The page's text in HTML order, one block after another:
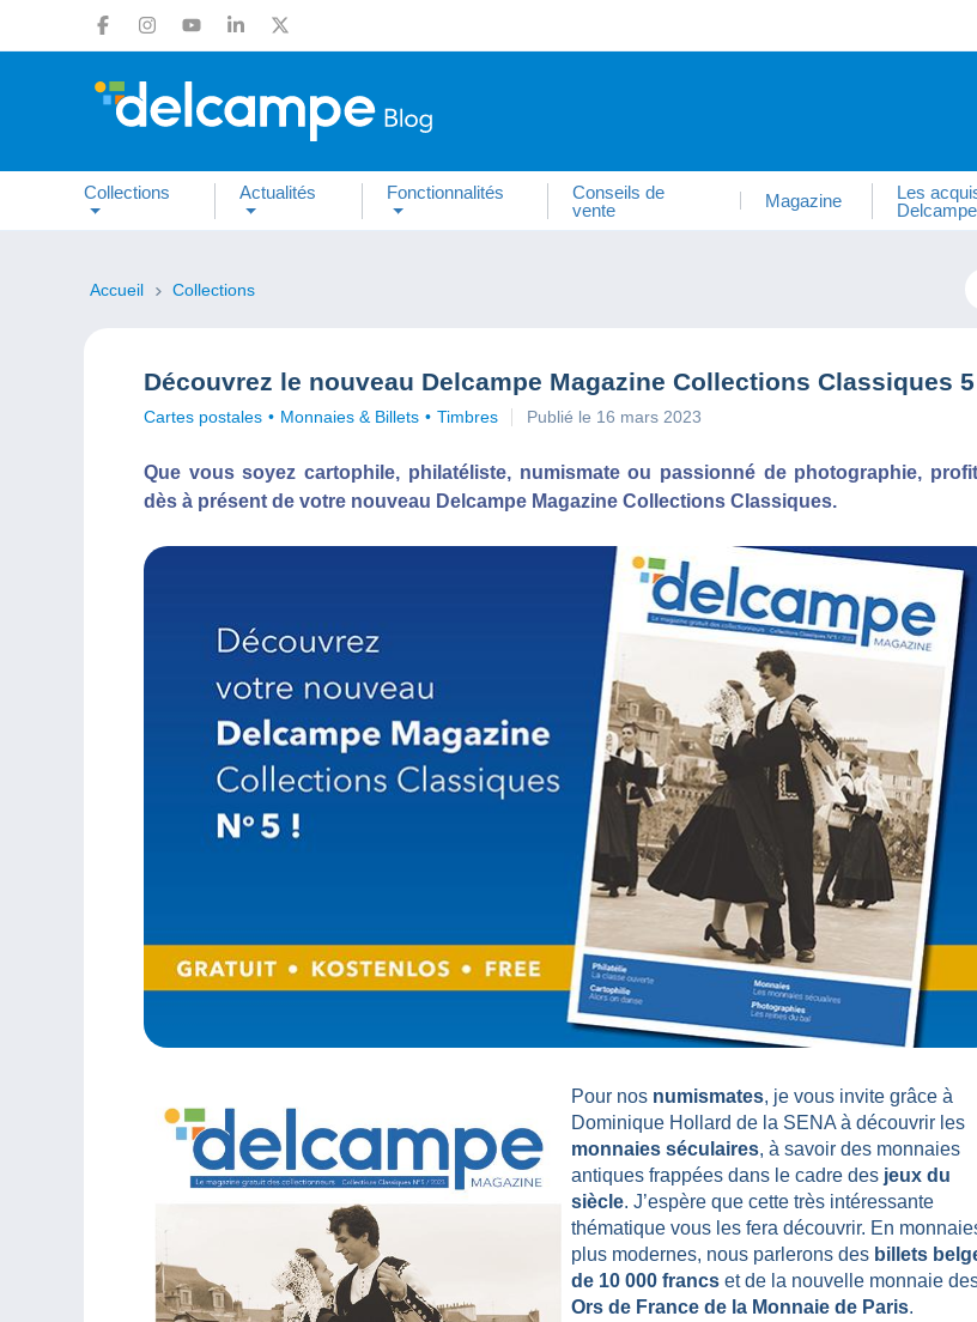
Collections Actualités Fonctionnalités
Conseils de
vente
Magazine
Les
Delcampe
Accueil Collections
Découvrez le nouveau Delcampe Magazine Collections Classiques
Cartes postales Monnaies & Billets Timbres Publié le 16 mars 2023
Que vous soyez cartophile, philatéliste, numismate ou passionné de photographie,
dès à présent de votre nouveau Delcampe Magazine Collections Classiques.
Pour nos numismates, je vous invite grâce à
Dominique Hollard de la SENA à découvrir les
monnaies séculaires, à savoir des monnaies
antiques frappées dans le cadre des jeux du
siècle. J’espère que cette très intéressante
thématique vous les fera découvrir. En
plus modernes, nous parlerons des billets
de 10 000 francs et de la nouvelle monnaie
Ors de France de la Monnaie de Paris.